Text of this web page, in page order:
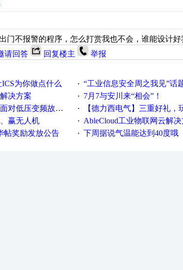
门不报警的程序，怎么打赏我也不会，谁能设计
请回答 回复楼主 举报
为你做点什么 · “工业信息安全周之我见”话题互动获奖名单发
决方案 · 7月7与安川来“相会”！
障，老手是这样解决的！ · 【德力西电气】三重好礼，玩嗨
赢无人机 · AbleCloud工业物联网云解决方案实践
帖奖励发放公告 · 下周据说气温能达到40度哦